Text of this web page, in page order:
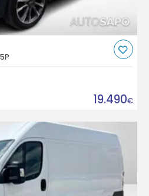
19.490€